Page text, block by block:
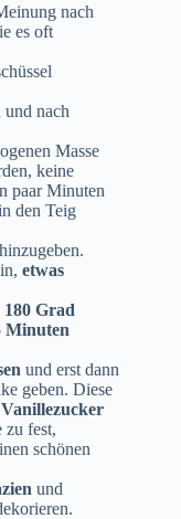
nach
es oft
und nach
Masse
keine
paar Minuten
den Teig
hinzugeben.
etwas
180 Grad
Minuten
und erst dann
geben. Diese
zu fest,
schönen
und